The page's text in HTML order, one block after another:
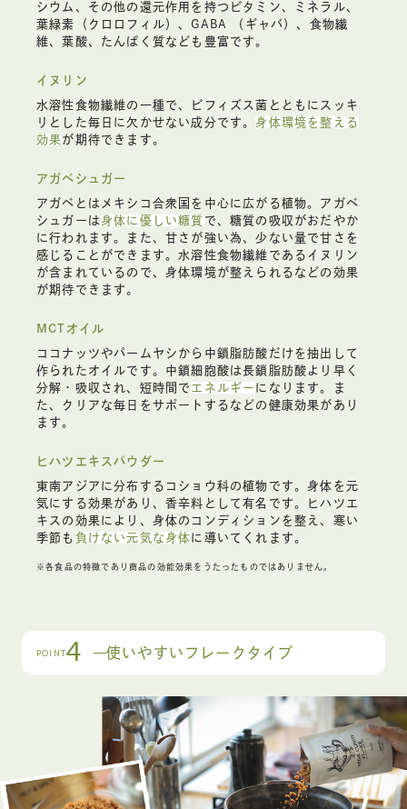
シウム、その他の還元作用を持つビタミン、ミネラル、
葉緑素（クロロフィル）、GABA （ギャバ）、食物繊
維、葉酸、たんぱく質なども豊富です。
イヌリン
水溶性食物繊維の一種で、ビフィズス菌とともにスッキ
リとした毎日に欠かせない成分です。身体環境を整える
効果が期待できます。
アガベシュガー
アガベとはメキシコ合衆国を中心に広がる植物。アガベ
シュガーは身体に優しい糖質 で、糖質の吸収がおだやか
に行われます。また、甘さが強い為、少ない量で甘さを
感じることができます。水溶性食物繊維であるイヌリン
が含まれているので、身体環境が整えられるなどの効果
が期待できます。
MCTオイル
ココナッツやパームヤシから中鎖脂肪酸だけを抽出して
作られたオイルです。中鎖細胞酸は長鎖脂肪酸より早く
分解・吸収され、短時間で エネルギー になります。ま
た、クリアな毎日をサポートするなどの健康効果があり
ます。
ヒハツエキスパウダー
東南アジアに分布するコショウ科の植物です。身体を元
気にする効果があり、香辛料として有名です。ヒハツエ
キスの効果により、身体のコンディションを整え、寒い
季節も 負けない元気な身体に導いてくれます。
※各食品の特徴であり商品の効能効果をうたったものではありません。
POINT4 使いやすいフレークタイプ